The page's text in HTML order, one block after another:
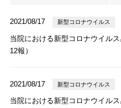
2021/08/17 新型コロナウイルス
当院における新型コロナウイル
12報）
2021/08/17 新型コロナウイルス
当院における新型コロナウイル